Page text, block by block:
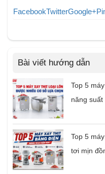
FacebookTwitterGoogle+
Bài viết hướng dẫn
Top 5
năng suất
Top 5
tơi mịn